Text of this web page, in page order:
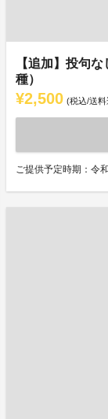
【追加】投句
種）
¥2,500 (税込/送料
ご提供予定時期：令